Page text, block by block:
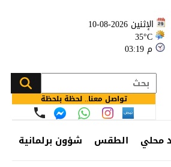
الإثنين 2026-08-10
35°C
03:19 م
تواصل معنا.. لحظة بلحظة
محلي الطقس شؤون برلمانية